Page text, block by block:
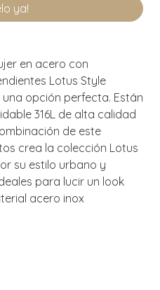
ya!
en acero con
Lotus Style
una opción perfecta. Están
316L de alta calidad
de este
crea la colección Lotus
su estilo urbano y
para lucir un look
acero inox